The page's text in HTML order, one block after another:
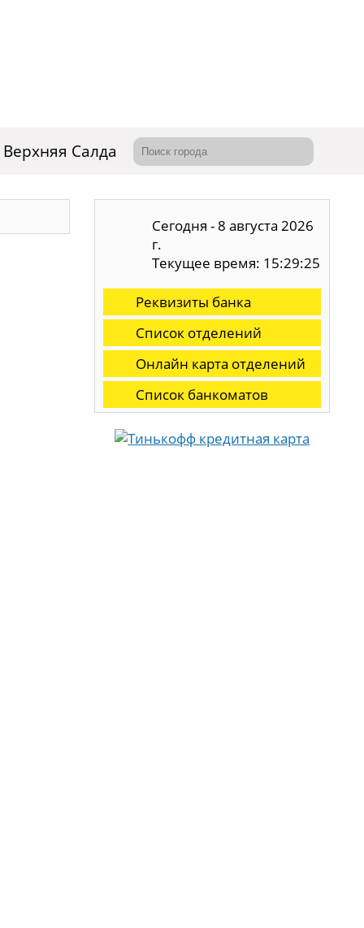
Верхняя Салда
Сегодня - 8 августа 2026
г.
Текущее время: 15:29:26
Реквизиты банка
Список отделений
Онлайн карта отделений
Список банкоматов